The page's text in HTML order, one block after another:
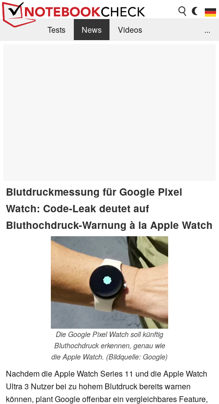
Tests News
Videos
...
Blutdruckmessung für Google Pixel
Watch: Code-Leak deutet auf
Bluthochdruck-Warnung à la Apple Watch
Die Google Pixel Watch soll künftig
Bluthochdruck erkennen, genau wie
die Apple Watch. (Bildquelle: Google)
Nachdem die Apple Watch Series 11 und die Apple Watch
Ultra 3 Nutzer bei zu hohem Blutdruck bereits warnen
können, plant Google offenbar ein vergleichbares Feature,